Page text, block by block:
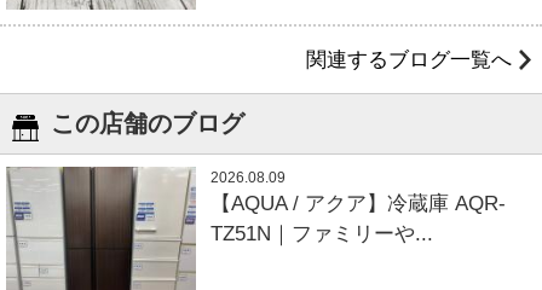
関連するブログ一覧へ
この店舗のブログ
2026.08.09
【AQUA / アクア】冷蔵庫 AQR-
TZ51N｜ファミリーや...